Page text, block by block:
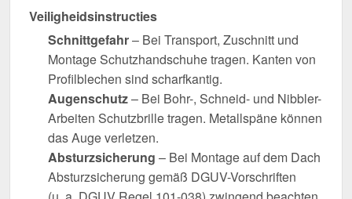
Veiligheidsinstructies
Schnittgefahr– Bei Transport, Zuschnitt und
Montage Schutzhandschuhe tragen. Kanten von
Profilblechen sind scharfkantig.
Augenschutz– Bei Bohr-, Schneid- und Nibbler-
Arbeiten Schutzbrille tragen. Metallspäne können
das Auge verletzen.
Absturzsicherung – Bei Montage auf dem Dach
Absturzsicherung gemäß DGUV-Vorschriften